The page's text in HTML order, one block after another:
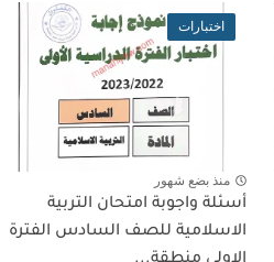
اختبارات
منذ بضع شهور
أسئلة واجوبة امتحان التربية
الاسلامية للصف السادس الفترة